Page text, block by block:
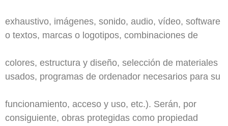
exhaustivo, imágenes, sonido, audio, vídeo, software
o textos, marcas o logotipos, combinaciones de
colores, estructura y diseño, selección de materiales
usados, programas de ordenador necesarios para su
funcionamiento, acceso y uso, etc.). Serán, por
consiguiente, obras protegidas como propiedad